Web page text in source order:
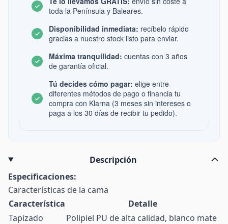
toda la Península y Baleares.
Disponibilidad inmediata: recíbelo rápido
gracias a nuestro stock listo para enviar.
Máxima tranquilidad: cuentas con 3 años
de garantía oficial.
Tú decides cómo pagar: elige entre
diferentes métodos de pago o financia tu
compra con Klarna (3 meses sin intereses o
paga a los 30 días de recibir tu pedido).
Descripción
Especificaciones:
Características de la cama
Característica
Detalle
Tapizado
Polipiel PU de alta calidad, blanco mate